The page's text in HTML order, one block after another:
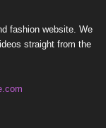
fashion website. We
straight from the